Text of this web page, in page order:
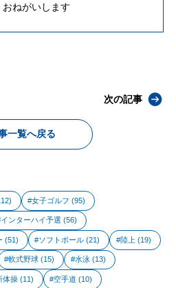
ねがいします
一覧へ戻る
次の記事
女子ゴルフ (95)
インターハイ予選 (56)
(51) ソフトボール (21) 陸上 (19)
軟式野球 (15) 水泳 (13)
体操(11) 空手道 (10)